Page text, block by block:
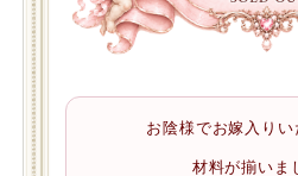
お陰様でお嫁入りい
材料が揃いま